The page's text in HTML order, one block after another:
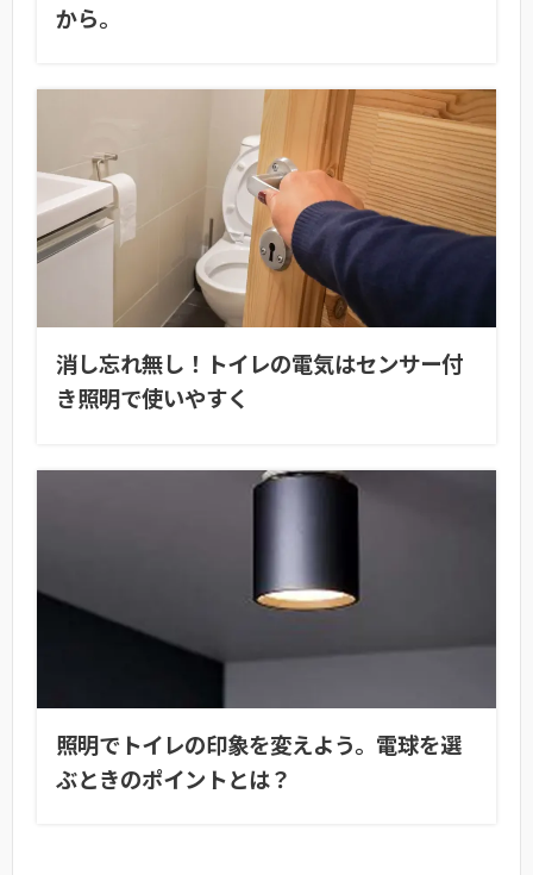
から。
消し忘れ無し！トイレの電気はセンサー付
き照明で使いやすく
照明でトイレの印象を変えよう。電球を選
ぶときのポイントとは？